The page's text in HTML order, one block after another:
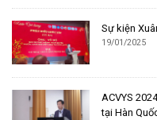
Sự kiện
19/01/2025
ACVYS
tại Hàn